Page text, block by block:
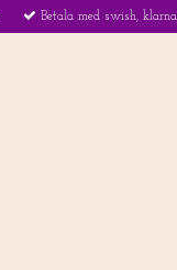
Betala med swish,